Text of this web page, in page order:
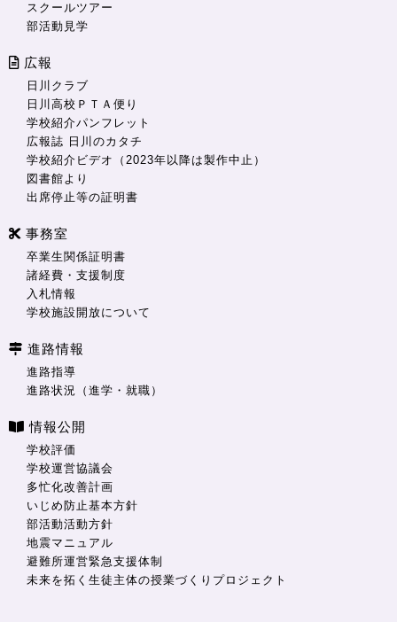
スクールツアー
部活動見学
広報
日川クラブ
日川高校ＰＴＡ便り
学校紹介パンフレット
広報誌 日川のカタチ
学校紹介ビデオ（2023年以降は製作中止）
図書館より
出席停止等の証明書
事務室
卒業生関係証明書
諸経費・支援制度
入札情報
学校施設開放について
進路情報
進路指導
進路状況（進学・就職）
情報公開
学校評価
学校運営協議会
多忙化改善計画
いじめ防止基本方針
部活動活動方針
地震マニュアル
避難所運営緊急支援体制
未来を拓く生徒主体の授業づくりプロジェクト